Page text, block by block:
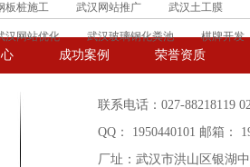
板桩施工 武汉网站推广 武汉土工膜
汉网站优化 武汉玻璃钢化粪池 棋牌开发
成功案例 荣誉资质
联系电话：027-88218119
QQ： 1950440101 邮箱：
厂址：武汉市洪山区银湖